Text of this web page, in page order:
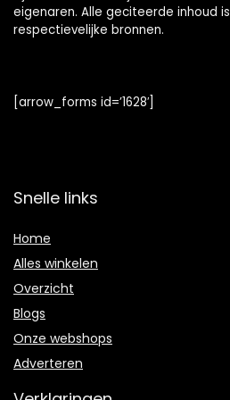
eigenaren. Alle geciteerde inhoud
respectievelijke bronnen.
[arrow_forms id=’1628′]
Snelle links
Home
Alles winkelen
Overzicht
Blogs
Onze webshops
Adverteren